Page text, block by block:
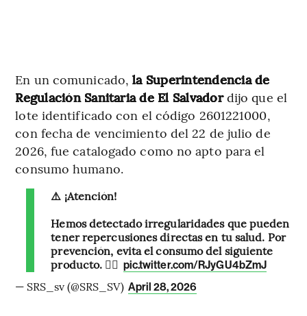
En un comunicado,la Superintendencia de
Regulación Sanitaria de El Salvadordijo que el
lote identificado con el código 2601221000,
con fecha de vencimiento del 22 de julio de
2026, fue catalogado como no apto para el
consumo humano.
⚠️ ¡Atención!
Hemos detectado irregularidades que pueden
tener repercusiones directas en tu salud. Por
prevención, evita el consumo del siguiente
producto. 👇🏻 pic.twitter.com/RJyGU4bZmJ
— SRS_sv (@SRS_SV) April 28, 2026